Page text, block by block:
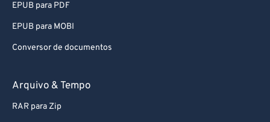
EPUB para PDF
EPUB para MOBI
Conversor de documentos
Arquivo & Tempo
RAR para Zip